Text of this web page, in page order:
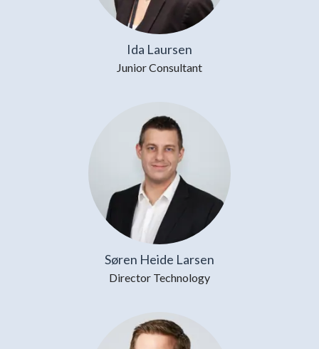
Ida Laursen
Junior Consultant
Søren Heide Larsen
Director Technology